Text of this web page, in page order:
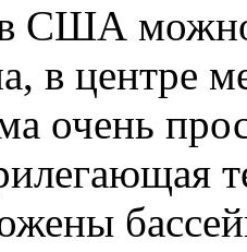
США можно
в центре
очень